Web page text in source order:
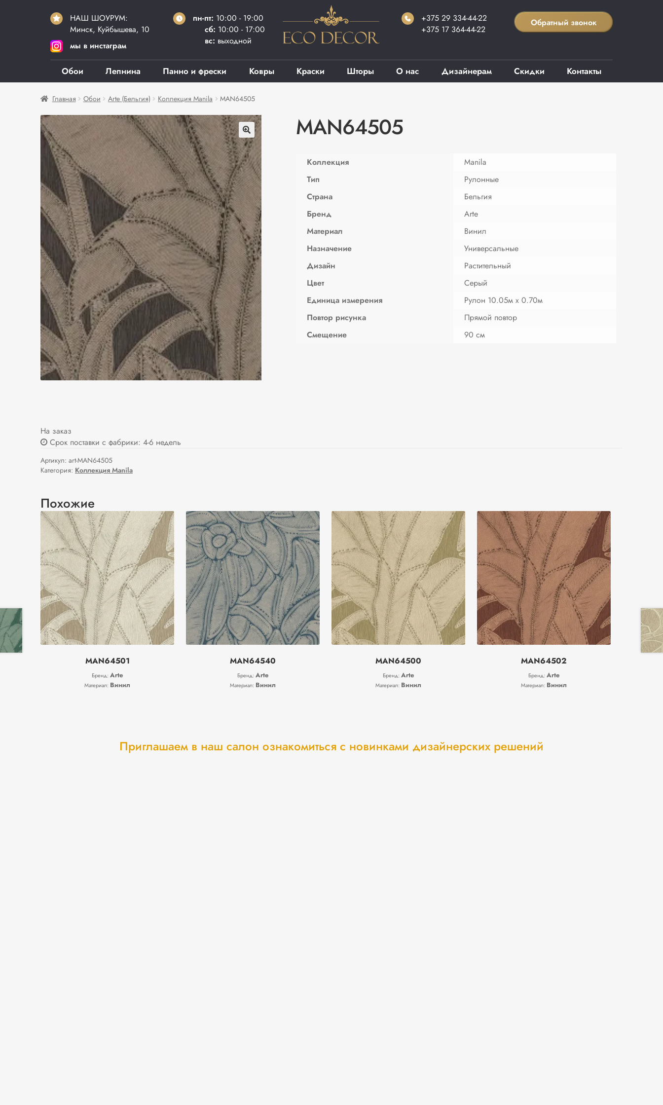
НАШ ШОУРУМ:
Минск, Куйбышева, 10
мы в инстаграм
пн-пт: 10:00 - 19:00
сб: 10:00 - 17:00
вс: выходной
+375 29 334-44-22
+375 17 364-44-22
Обратный звонок
Обои Лепнина Панно и фрески Ковры Краски Шторы О нас Дизайнерам Скидки Контакты
Главная Обои Arte (Бельгия) Коллекция Manila MAN64505
На заказ
Срок поставки с фабрики: 4-6 недель
Артикул: art-MAN64505
Категория: Коллекция Manila
MAN64505
Коллекция
Manila
Тип
Рулонные
Страна
Бельгия
Бренд
Arte
Материал
Винил
Назначение
Универсальные
Дизайн
Растительный
Цвет
Серый
Единица измерения
Рулон 10.05м х 0.70м
Повтор рисунка
Прямой повтор
Смещение
90 см
Похожие
MAN64501
Бренд:Arte
Материал: Винил
MAN64540
Бренд:Arte
Материал: Винил
MAN64500
Бренд:Arte
Материал: Винил
MAN64502
Бренд:Arte
Материал: Винил
Приглашаем в наш салон ознакомиться с новинками дизайнерских решений